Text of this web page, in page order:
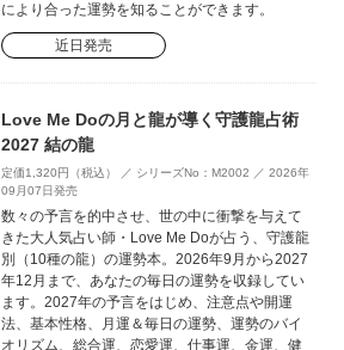
により合った運勢を知ることができます。
近日発売
Love Me Doの月と龍が導く守護龍占術
2027 結の龍
定価1,320円（税込） ／ シリーズNo：M2002 ／ 2026年
09月07日発売
数々の予言を的中させ、世の中に衝撃を与えて
きた大人気占い師・Love Me Doが占う、守護龍
別（10種の龍）の運勢本。2026年9月から2027
年12月まで、あなたの毎日の運勢を収録してい
ます。2027年の予言をはじめ、注意点や開運
法、基本性格、月運＆毎日の運勢、運勢のバイ
オリズム、総合運、恋愛運、仕事運、金運、健